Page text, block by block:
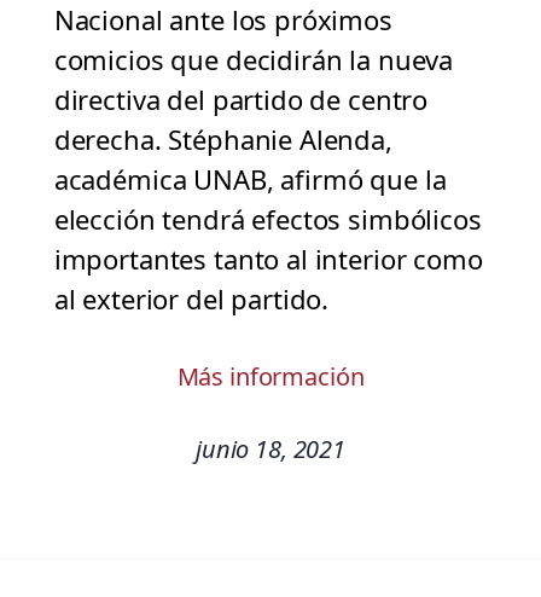
Nacional ante los próximos
comicios que decidirán la nueva
directiva del partido de centro
derecha. Stéphanie Alenda,
académica UNAB, afirmó que la
elección tendrá efectos simbólicos
importantes tanto al interior como
al exterior del partido.
Más información
junio 18, 2021